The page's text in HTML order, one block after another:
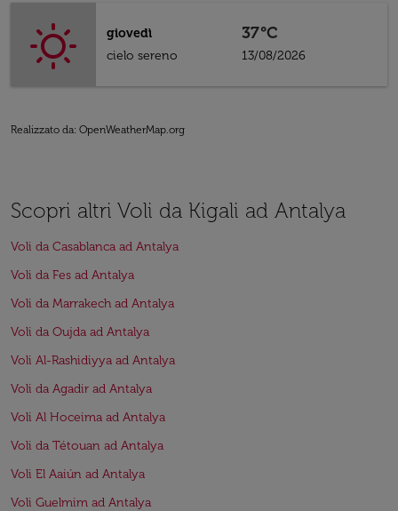
giovedì
cielo sereno
37°C
13/08/2026
Realizzato da: OpenWeatherMap.org
Scopri altri Voli da Kigali ad Antalya
Voli da Casablanca ad Antalya
Voli da Fes ad Antalya
Voli da Marrakech ad Antalya
Voli da Oujda ad Antalya
Voli Al-Rashidiyya ad Antalya
Voli da Agadir ad Antalya
Voli Al Hoceima ad Antalya
Voli da Tétouan ad Antalya
Voli El Aaiún ad Antalya
Voli Guelmim ad Antalya